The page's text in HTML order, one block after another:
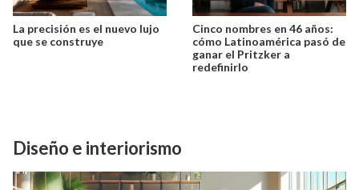
La precisión es el nuevo lujo
que se construye
Cinco nombres en 46 años:
cómo Latinoamérica pasó de
ganar el Pritzker a
redefinirlo
Diseño e interiorismo